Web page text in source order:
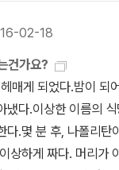
포의 전율에 맞춰 춤
those horrors)’라
적인 괴물이 아니다.
한다. 이 녀석은 현실
부분 사람은 이 괴물을
인식하지 않는다. 대
’ 괴물이 더 무섭다
는 역자도 있는데, 이
취소선을 그음)
) * Paladin of the Lost
이크판 시즌 1>
기사 《제프티는 다섯 살》
상 특급 리메이
13, 1985년 12월
), 황금가지 (2009년) *
판 시즌 1> Episode
드리죠. 휘트모어 씨
식료품 가게에서 칠
석을 이 방으로 가져
대리석을 조각하기 시
도 불평 한마디 못했
리고는 그대로 한마
요일까지 지불되었지
번역한 정진영 씨는 ‘
어 시체를 먹는 괴물
를 정진영 씨가 번역한
. 누가 했든 간에
것은 오역이다. 고딕 소설에
러브크래프트 전집 번
가 없다. 특히 구울은 『
서도 언급되는데, 『픽
힘을 가진 자신들이
며 숙명이라고 전 세
늘 속에 살았던 러브
어박혀 지낸 러브크래
더 나아가 인간을
것이다. '아메리카
는 상당히 안 좋은 의
니다. H. P. 러브크
2012년 7월 휴~~ '러
가장 만만하게 봤던 4
짧은 초단편들로 이루
장편보다 더 길게 느
에 빠진 러브 크래프
니다. 아무래도 짧은
와 다르게(?) 공포
, 소설을 선택할때
로 계속 피해왔던것
척 힘들겠구나..라는
소설에 영향을 받은
었습니다. 정말 그가
가 너무 리얼해서, 읽
무 재미있어서 막 아
02-18
건가요?
매게 되었다.밤이 되
냈다.이상한 이름의
다.몇 분 후, 나폴리탄
상하게 짜다. 머리가